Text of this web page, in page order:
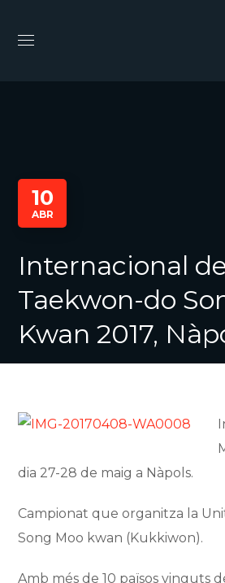
10
ABR
Internacional
Taekwon-do
Kwan 2017,
dia 27-28 de maig a Nàpols.
Campionat que organitza la
Song Moo kwan (Kukkiwon).
Amb més de 10 països vinguts